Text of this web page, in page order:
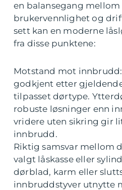
en balansegang mellom
brukervennlighet og
sett kan en moderne
fra disse punktene:
Motstand mot
godkjent etter
tilpasset dørtype.
robuste løsninger enn
vridere uten sikring gir
innbrudd.
Riktig samsvar mellom
valgt låskasse eller
dørblad, karm eller
innbruddstyver utnytte